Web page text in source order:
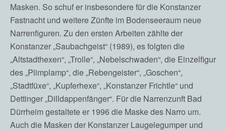
Masken. So schuf er insbesondere für die Konstanzer
Fastnacht und weitere Zünfte im Bodenseeraum neue
Narrenfiguren. Zu den ersten Arbeiten zählte der
Konstanzer „Saubachgeist“ (1989), es folgten die
„Altstadthexen“, „Trolle“, „Nebelschwaden“, die Einzelfigur
des „Plimplamp“, die „Rebengeister“, „Goschen“,
„Stadtfüxe“, „Kupferhexe“, „Konstanzer Frichtle“ und
Dettinger „Dilldappenfänger“. Für die Narrenzunft Bad
Dürrheim gestaltete er 1996 die Maske des Narro um.
Auch die Masken der Konstanzer Laugelegumper und